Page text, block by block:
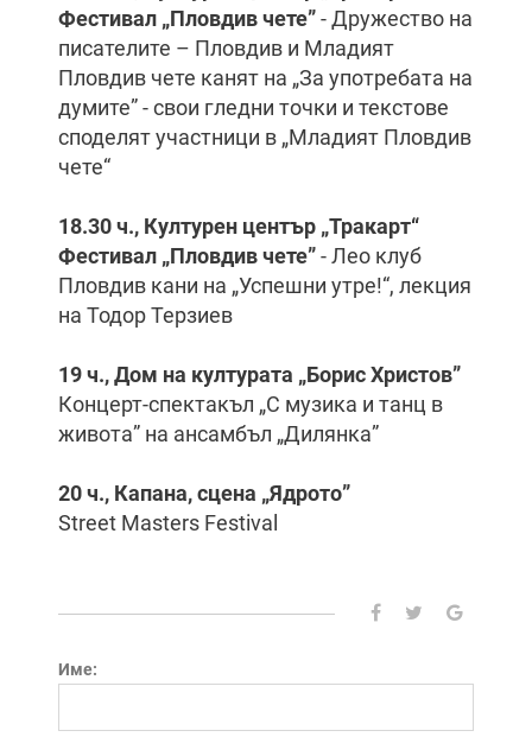
Фестивал „Пловдив чете”- Дружество на
писателите – Пловдив и Младият
Пловдив чете канят на „За употребата на
думите” - свои гледни точки и текстове
споделят участници в „Младият Пловдив
чете“
18.30 ч., Културен център „Тракарт“
Фестивал „Пловдив чете”- Лео клуб
Пловдив кани на „Успешни утре!“, лекция
на Тодор Терзиев
19 ч., Дом на културата „Борис Христов”
Концерт-спектакъл „С музика и танц в
живота” на ансамбъл „Дилянка”
20 ч., Капана, сцена „Ядрото”
Street Masters Festival
Име: